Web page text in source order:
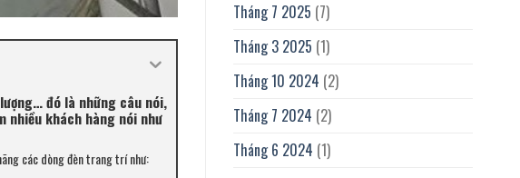
đó là những câu nói,
nhiều khách hàng nói như
các dòng đèn trang trí như:
Tháng 7 2025 (7)
Tháng 3 2025 (1)
Tháng 10 2024 (2)
Tháng 7 2024 (2)
Tháng 6 2024 (1)